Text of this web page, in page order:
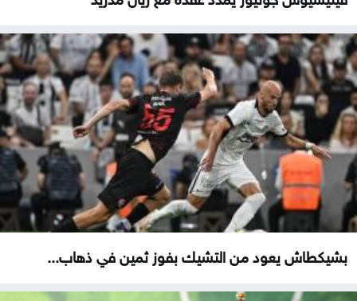
بشيكطاش يعود من التشيك بفوز ثمين في ذهاب...